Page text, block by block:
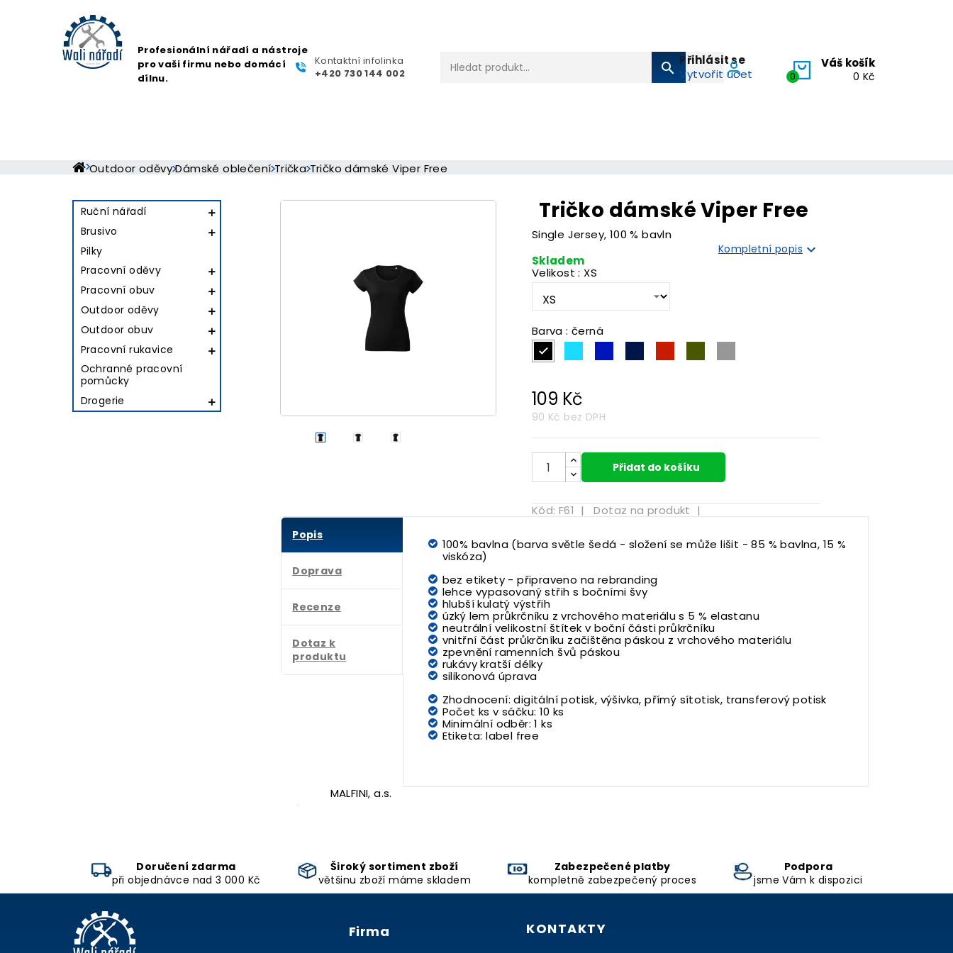
Profesionální nářadí a nástroje
pro vaši firmu nebo domácí
dílnu.
Kontaktní infolinka
+420 730 144 002
search Přihlásit se
Vytvořit účet
0
Váš košík
0 Kč
Outdoor oděvy Dámské oblečení Trička Tričko dámské Viper Free
Ruční nářadí 
Brusivo 
Pilky
Pracovní oděvy

Pracovní obuv 
Outdoor oděvy 
Outdoor obuv 
Pracovní rukavice 
Ochranné pracovní
pomůcky
Drogerie

Tričko dámské Viper Free
Single Jersey, 100 % bavln
Kompletní popis
Skladem
Velikost : XS
Barva : černá
černátyrkysovátmavě modrá
námořní modrá
červená
khakisvětle šedá
109 Kč
90 Kč bez DPH
Přidat do košíku
Kód: F61 |Dotaz na produkt |
Popis
Doprava
Recenze
Dotaz k
produktu
100% bavlna (barva světle šedá - složení se může lišit - 85 % bavlna, 15 %
viskóza)
bez etikety - připraveno na rebranding
lehce vypasovaný střih s bočními švy
hlubší kulatý výstřih
úzký lem průkrčníku z vrchového materiálu s 5 % elastanu
neutrální velikostní štítek v boční části průkrčníku
vnitřní část průkrčníku začištěna páskou z vrchového materiálu
zpevnění ramenních švů páskou
rukávy kratší délky
silikonová úprava
Zhodnocení: digitální potisk, výšivka, přímý sítotisk, transferový potisk
Počet ks v sáčku: 10 ks
Minimální odběr: 1 ks
Etiketa: label free
MALFINI, a.s.
Doručení zdarma
při objednávce nad 3 000 Kč
Široký sortiment zboží
většinu zboží máme skladem
Zabezpečené platby
kompletně zabezpečený proces
Podpora
jsme Vám k dispozici
Firma KONTAKTY